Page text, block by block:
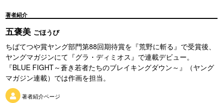
著者紹介
五褒美 ごほうび
ちばてつや賞ヤング部門第88回期待賞を『荒野に斬る』で受賞後、
ヤングマガジンにて『グラ・ディミオス』で連載デビュー。
『BLUE FIGHT～蒼き若者たちのブレイキングダウン～』（ヤング
マガジン連載）では作画を担当。
著者紹介ページ